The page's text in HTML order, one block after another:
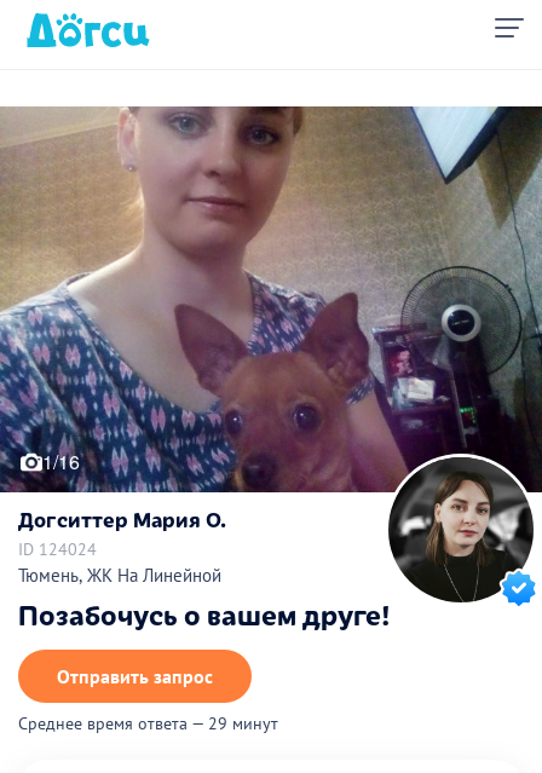
1/16
Догситтер Мария О.
ID 124024
Тюмень, ЖК На Линейной
Позабочусь о вашем друге!
Отправить запрос
Среднее время ответа — 29 минут